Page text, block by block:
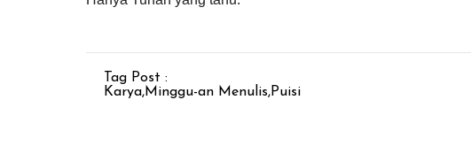
Tag Post :
Karya,Minggu-an Menulis,Puisi